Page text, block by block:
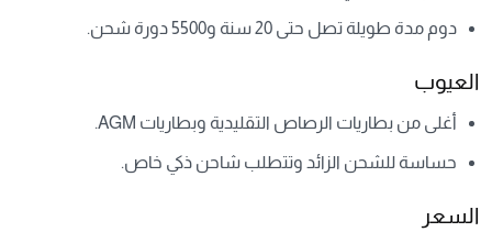
دوم مدة طويلة تصل حتى 20 سنة و5500 دورة شحن.
العيوب
أغلى من بطاريات الرصاص التقليدية وبطاريات AGM.
حساسة للشحن الزائد وتتطلب شاحن ذكي خاص.
السعر